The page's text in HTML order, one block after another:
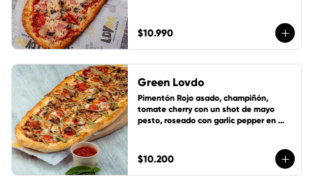
$10.990
Green Lovdo
Pimentón Rojo asado, champiñón,
tomate cherry con un shot de mayo
pesto, roseado con garlic pepper en
mozzarella y 1 cup de salsa de la casa
gratis!
$10.200